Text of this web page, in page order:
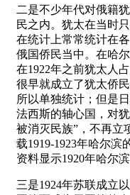
二是不少年代对俄籍
民之内。犹太在当时
在统计上常常统计在
俄国侨民当中。在哈
在1922年之前犹太人
很早就成立了犹太侨
所以单独统计；但是
法西斯的轴心国，对
被消灭民族”，不再立
载1919-1923年哈尔滨
资料显示1920年哈尔
三是1924年苏联成立